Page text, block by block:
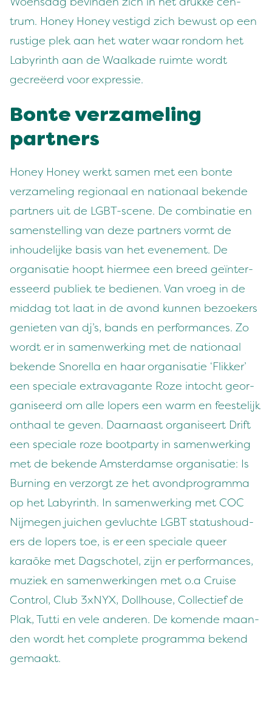
trum. Hon­ey Hon­ey ves­tigd zich bewust op een
rustige plek aan het water waar ron­dom het
Labyrinth aan de Waalka­de ruimte wordt
gecreëerd voor expressie.
Bonte verza­mel­ing
partners
Hon­ey Hon­ey werkt samen met een bonte
verza­mel­ing region­aal en nation­aal bek­ende
part­ners uit de LGBT-scene. De com­bi­natie en
samen­stelling van deze part­ners vormt de
inhoudelijke basis van het even­e­ment. De
organ­isatie hoopt hier­mee een breed geïn­ter­
esseerd pub­liek te bedi­enen. Van vroeg in de
mid­dag tot laat in de avond kun­nen bezoek­ers
geni­eten van dj’s, bands en per­for­mances. Zo
wordt er in samen­werk­ing met de nation­aal
bek­ende Snorel­la en haar organ­isatie ‘Flikker’
een spe­ciale extrav­a­gante Roze intocht geor­
gan­iseerd om alle lop­ers een warm en feestelijk
onthaal te geven. Daar­naast organ­iseert Drift
een spe­ciale roze boot­par­ty in samen­werk­ing
met de bek­ende Ams­ter­damse organ­isatie: Is
Burn­ing en ver­zorgt ze het avond­pro­gram­ma
op het Labyrinth. In samen­werk­ing met COC
Nijmegen juichen gevluchte LGBTsta­tushoud­
ers de lop­ers toe, is er een spe­ciale queer
karaōke met Dagscho­tel, zijn er per­for­mances,
muziek en samen­werkin­gen met o.a Cruise
Con­trol, Club 3xNYX, Doll­house, Col­lec­tief de
Plak, Tut­ti en vele anderen. De komende maan­
den wordt het com­plete pro­gram­ma bek­end
gemaakt.